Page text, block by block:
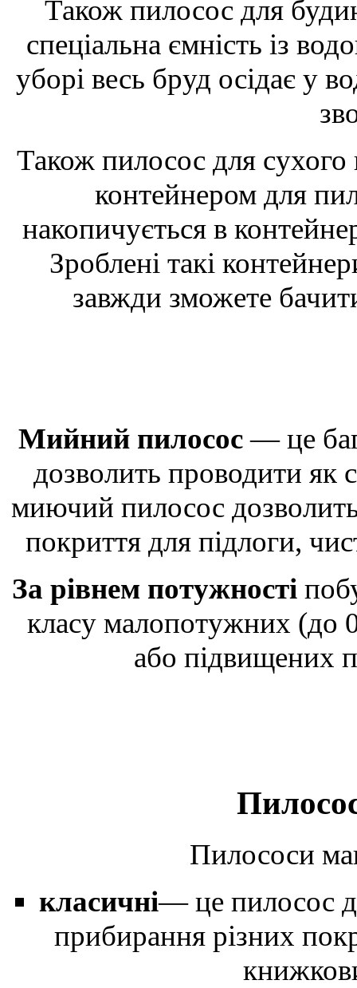
Також пилосос для
спеціальна ємність із
уборі весь бруд осідає у
Також пилосос для
контейнером для
накопичується в
Зроблені такі
завжди зможете
Мийний пилосос— це
дозволить проводити як
миючий пилосос
покриття для підлоги,
За рівнем потужності
класу малопотужних (до
або підвищених
Пилососи
класичні— це пилосос
прибирання різних